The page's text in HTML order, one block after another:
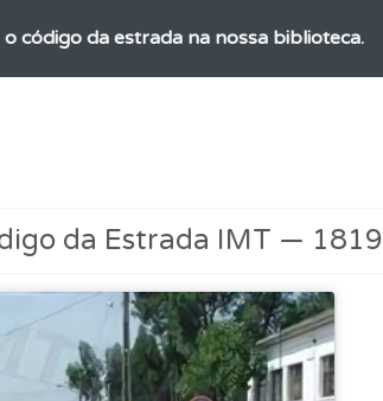
código da estrada na nossa biblioteca.
onde tem mais dificuldades no seu perfil.
da Estrada IMT — 1819